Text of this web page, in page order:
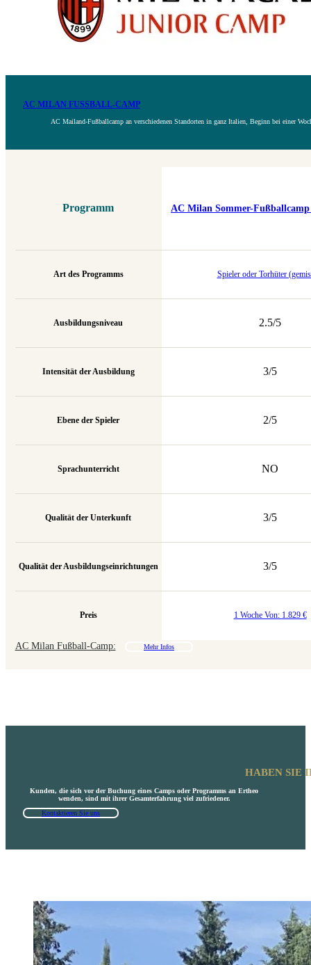
AC MILAN FUSSBALL-CAMP
AC Mailand-Fußballcamp an verschiedenen Standorten in ganz Italien, Beginn bei einer
Programm
Art des Programms
Ausbildungsniveau
Intensität der Ausbildung
Ebene der Spieler
Sprachunterricht
Qualität der Unterkunft
Qualität der Ausbildungseinrichtungen
Preis
AC Milan Sommer-
Spieler oder Torhüter
2.5/5
3/5
2/5
NO
3/5
3/5
1 Woche Von: 1.829 €
AC Milan Fußball-Camp: Mehr Infos
HABEN SIE
Kunden, die sich vor der Buchung eines Camps oder Programms an Ertheo
wenden, sind mit ihrer Gesamterfahrung viel zufriedener.
Kontaktieren Sie uns